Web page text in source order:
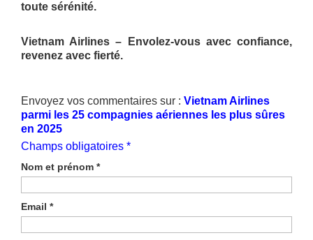
toute sérénité.
Vietnam Airlines – Envolez-vous avec confiance,
revenez avec fierté.
Envoyez vos commentaires sur : Vietnam Airlines
parmi les 25 compagnies aériennes les plus sûres
en 2025
Champs obligatoires *
Nom et prénom *
Email *